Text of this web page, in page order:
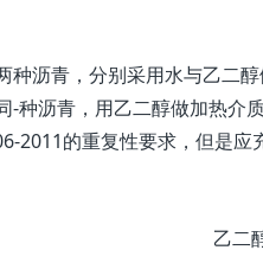
种沥青，分别采用水与乙二
-种沥青，用乙二醇做加热介
2011的重复性要求，但是应
乙二